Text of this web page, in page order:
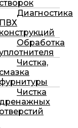
створок
Диагностика
ПВХ
конструкций
Обработка
Чистка,
смазка
фурнитуры
Чистка
дренажных
отверстий